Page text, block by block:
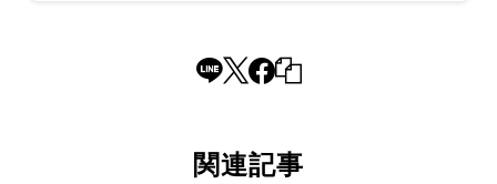
関連記事